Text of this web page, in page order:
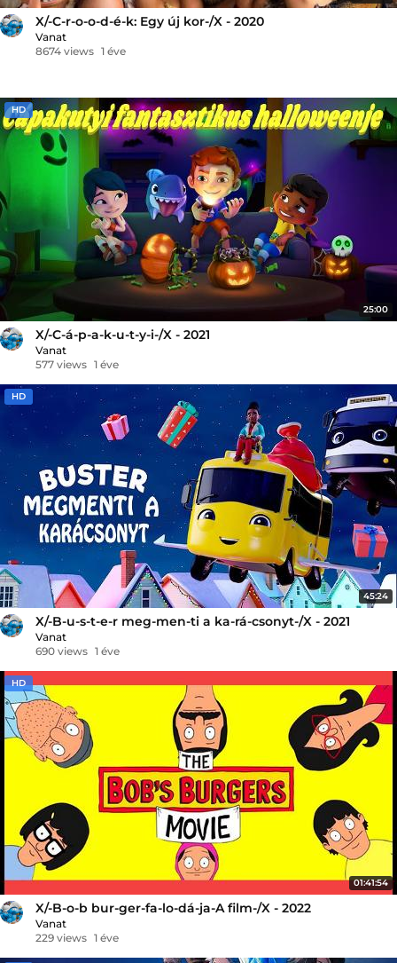
X/-C-r-o-o-d-é-k: Egy új kor-/X - 2020
Vanat
8674 views 1 éve
HD
25:00
X/-C-á-p-a-k-u-t-y-i-/X - 2021
Vanat
577 views 1 éve
HD
45:24
X/-B-u-s-t-e-r meg-men-ti a ka-rá-csonyt-/X - 2021
Vanat
690 views 1 éve
HD
01:41:54
X/-B-o-b bur-ger-fa-lo-dá-ja-A film-/X - 2022
Vanat
229 views 1 éve